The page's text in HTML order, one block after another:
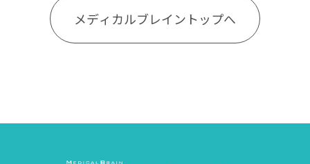
メディカルブレイントップへ